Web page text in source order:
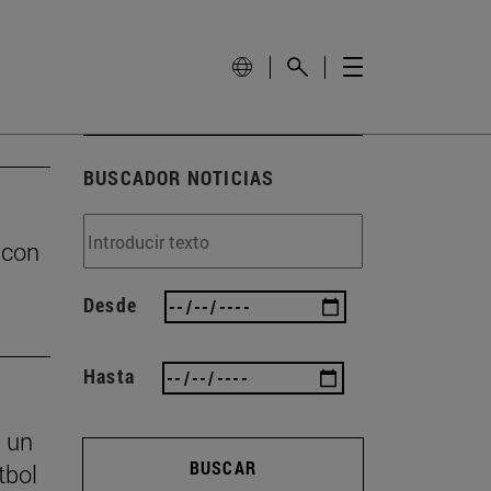
un
BUSCADOR NOTICIAS
Desde
Hasta
BUSCAR